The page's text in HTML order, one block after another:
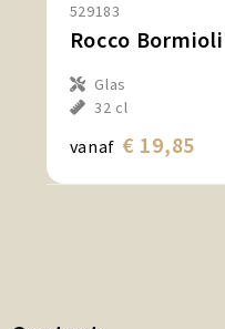
529183
Glas
32 cl
vanaf € 19,85